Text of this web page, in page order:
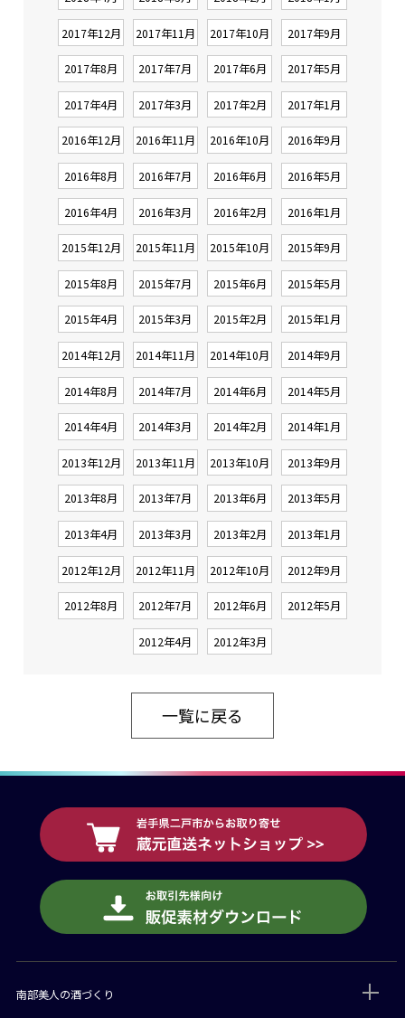
2017年12月 2017年11月 2017年10月 2017年9月
2017年8月 2017年7月 2017年6月 2017年5月
2017年4月 2017年3月 2017年2月 2017年1月
2016年12月 2016年11月 2016年10月 2016年9月
2016年8月 2016年7月 2016年6月 2016年5月
2016年4月 2016年3月 2016年2月 2016年1月
2015年12月 2015年11月 2015年10月 2015年9月
2015年8月 2015年7月 2015年6月 2015年5月
2015年4月 2015年3月 2015年2月 2015年1月
2014年12月 2014年11月 2014年10月 2014年9月
2014年8月 2014年7月 2014年6月 2014年5月
2014年4月 2014年3月 2014年2月 2014年1月
2013年12月 2013年11月 2013年10月 2013年9月
2013年8月 2013年7月 2013年6月 2013年5月
2013年4月 2013年3月 2013年2月 2013年1月
2012年12月 2012年11月 2012年10月 2012年9月
2012年8月 2012年7月 2012年6月 2012年5月
2012年4月 2012年3月
一覧に戻る
南部美人の酒づくり